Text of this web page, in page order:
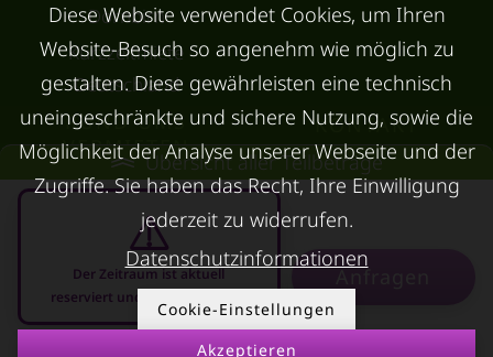
Übersicht aller Teilbeträge
Der Zeitraum ist aktuell
reserviert und nicht anfragbar
Anfragen
Dornbirn
Kurzzeitmiete
Deutschland
RUND UMS
VERMIETEN
FAQ Vermieter
Immobilie vermieten
Leerstandsabgabe
Ferienwohnung
KONTAKT
Über Kurzzeitmiete
Impressum
Datenschutz
AGB
Diese Website verwendet Cookies, um Ihren
Website-Besuch so angenehm wie möglich zu
gestalten. Diese gewährleisten eine technisch
uneingeschränkte und sichere Nutzung, sowie die
Möglichkeit der Analyse unserer Webseite und der
Zugriffe. Sie haben das Recht, Ihre Einwilligung
jederzeit zu widerrufen.
Datenschutzinformationen
Cookie-Einstellungen
Akzeptieren